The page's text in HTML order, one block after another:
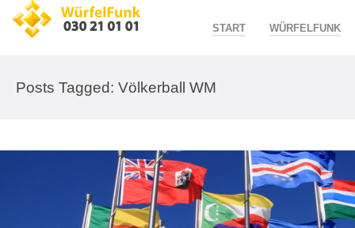
START WÜRFELFUNK
Posts Tagged: Völkerball WM